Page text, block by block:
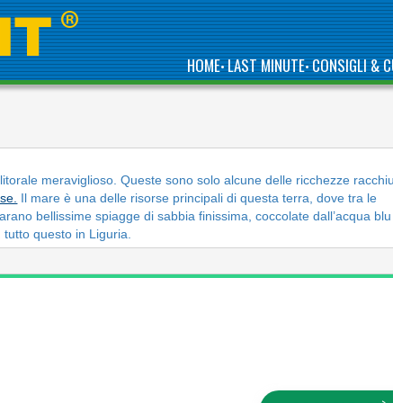
HOME•LAST MINUTE•CONSIGLI &
meraviglioso. Queste sono solo alcune delle ricchezze
Il mare è una delle risorse principali di questa terra, dove tra le
bellissime spiagge di sabbia finissima, coccolate dall’acqua
questo in Liguria.
ECCELLENZA
DELL’ARCO DELLA
RIVIERA LIGURE